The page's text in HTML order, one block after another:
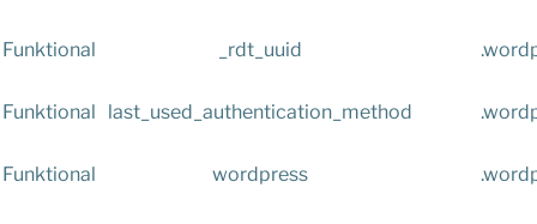
Funktional _rdt_uuid
Funktional last_used_authentication_method
Funktional wordpress